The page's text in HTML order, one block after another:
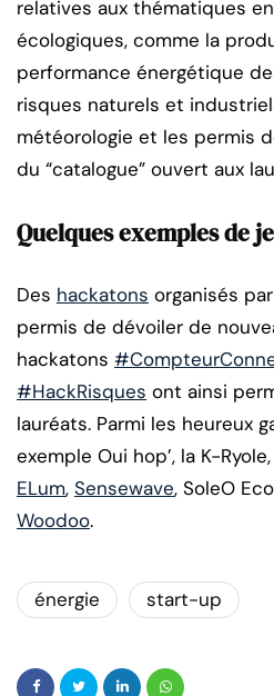
relatives aux thématiques
écologiques, comme la
performance énergétique
risques naturels et
météorologie et les permis
du “catalogue” ouvert aux
Quelques exemples de
Des hackatons organisés
permis de dévoiler de
hackatons
#HackRisques ont ainsi
lauréats. Parmi les heureux
exemple Oui hop’, la K-
ELum, Sensewave, SoleO
Woodoo.
énergie start-up